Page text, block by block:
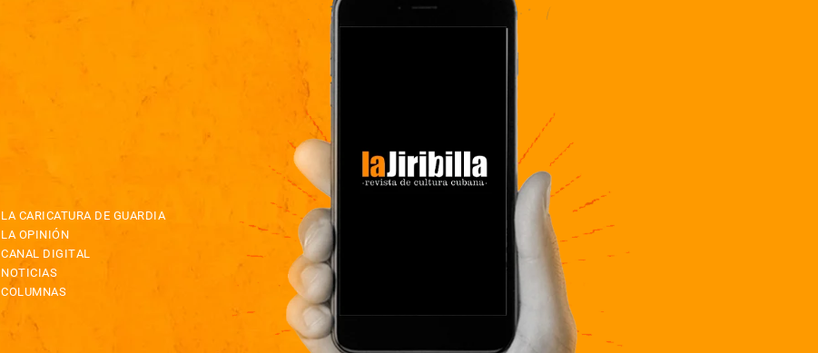
LA CARICATURA DE GUARDIA
LA OPINIÓN
CANAL DIGITAL
NOTICIAS
COLUMNAS